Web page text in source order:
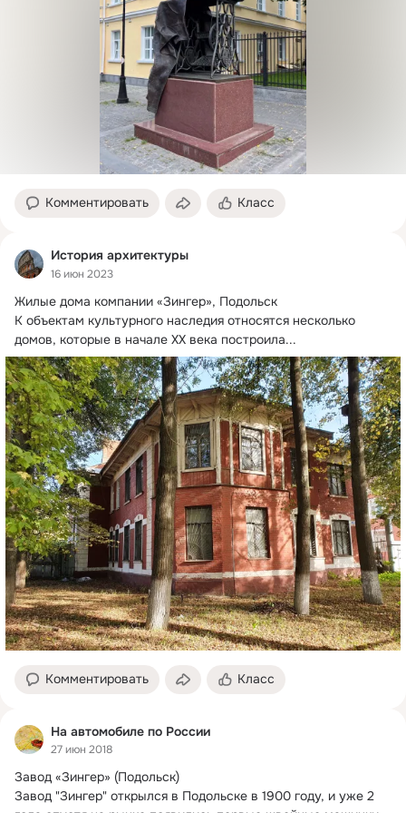
Комментировать Класс
История архитектуры
16 июн 2023
Жилые дома компании «Зингер», Подольск
К объектам культурного наследия относятся несколько
домов, которые в начале ХХ века построила...
Комментировать Класс
На автомобиле по России
27 июн 2018
Завод «Зингер» (Подольск)
Завод "Зингер" открылся в Подольске в 1900 году, и уже 2